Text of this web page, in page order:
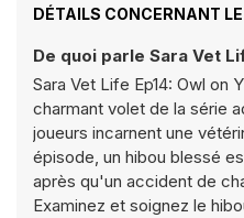
DÉTAILS CONCERNANT
De quoi parle Sara Vet
Sara Vet Life Ep14: Owl on
charmant volet de la série
joueurs incarnent une
épisode, un hibou blessé
après qu'un accident de
Examinez et soignez le